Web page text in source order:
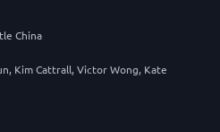
China
Kim Cattrall, Victor Wong, Kate